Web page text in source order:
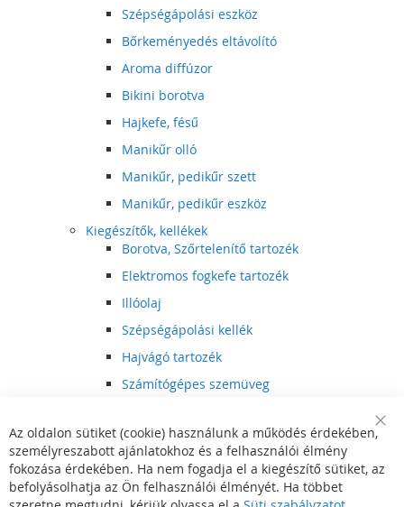
Szépségápolási eszköz
Bőrkeményedés eltávolító
Aroma diffúzor
Bikini borotva
Hajkefe, fésű
Manikűr olló
Manikűr, pedikűr szett
Manikűr, pedikűr eszköz
Kiegészítők, kellékek
Borotva, Szőrtelenítő tartozék
Elektromos fogkefe tartozék
Illóolaj
Szépségápolási kellék
Hajvágó tartozék
Számítógépes szemüveg
Hajvágó kiegészítő
Szórakoztató elektronika
Multimédia
DVD, BluRay lejátszó
Bar
Az oldalon sütiket (cookie) használunk a működés érdekében,
személyreszabott ajánlatokhoz és a felhasználói élmény
fokozása érdekében. Ha nem fogadja el a kiegészítő sütiket, az
befolyásolhatja az Ön felhasználói élményét. Ha többet